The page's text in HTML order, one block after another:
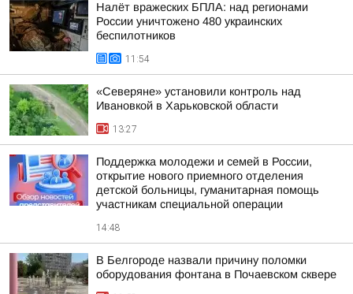
Налёт вражеских БПЛА: над регионами
России уничтожено 480 украинских
беспилотников
11:54
«Северяне» установили контроль над
Ивановкой в Харьковской области
13:27
Поддержка молодежи и семей в России,
открытие нового приемного отделения
детской больницы, гуманитарная помощь
участникам специальной операции
14:48
В Белгороде назвали причину поломки
оборудования фонтана в Почаевском сквере